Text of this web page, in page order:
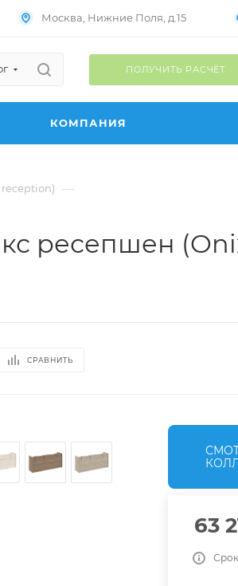
Москва, Нижние Поля, д.15
ПОЛУЧИТЬ РАСЧЁТ
КОМПАНИЯ
—
ресепшен
СРАВНИТЬ
63